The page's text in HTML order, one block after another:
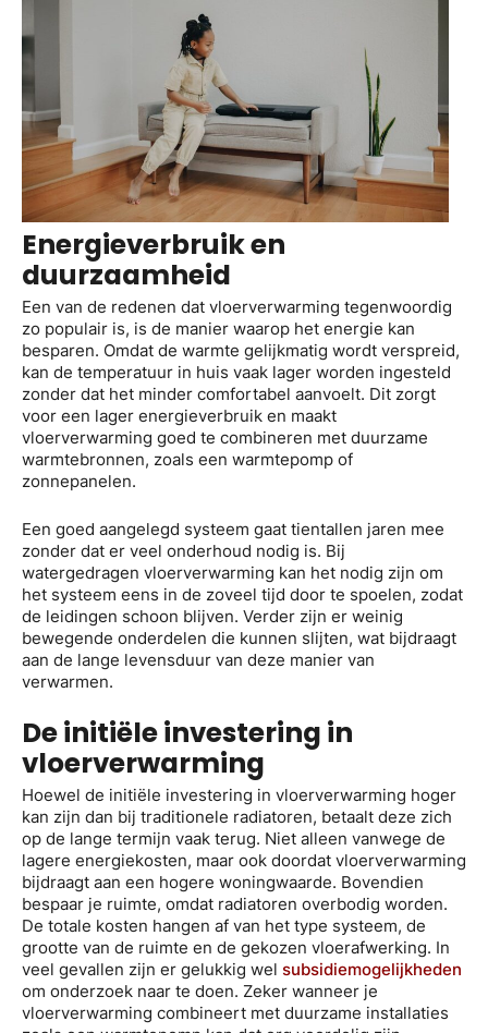
Energieverbruik en
duurzaamheid
Een van de redenen dat vloerverwarming tegenwoordig
zo populair is, is de manier waarop het energie kan
besparen. Omdat de warmte gelijkmatig wordt verspreid,
kan de temperatuur in huis vaak lager worden ingesteld
zonder dat het minder comfortabel aanvoelt. Dit zorgt
voor een lager energieverbruik en maakt
vloerverwarming goed te combineren met duurzame
warmtebronnen, zoals een warmtepomp of
zonnepanelen.
Een goed aangelegd systeem gaat tientallen jaren mee
zonder dat er veel onderhoud nodig is. Bij
watergedragen vloerverwarming kan het nodig zijn om
het systeem eens in de zoveel tijd door te spoelen, zodat
de leidingen schoon blijven. Verder zijn er weinig
bewegende onderdelen die kunnen slijten, wat bijdraagt
aan de lange levensduur van deze manier van
verwarmen.
De initiële investering in
vloerverwarming
Hoewel de initiële investering in vloerverwarming hoger
kan zijn dan bij traditionele radiatoren, betaalt deze zich
op de lange termijn vaak terug. Niet alleen vanwege de
lagere energiekosten, maar ook doordat vloerverwarming
bijdraagt aan een hogere woningwaarde. Bovendien
bespaar je ruimte, omdat radiatoren overbodig worden.
De totale kosten hangen af van het type systeem, de
grootte van de ruimte en de gekozen vloerafwerking. In
veel gevallen zijn er gelukkig wel subsidiemogelijkheden
om onderzoek naar te doen. Zeker wanneer je
vloerverwarming combineert met duurzame installaties